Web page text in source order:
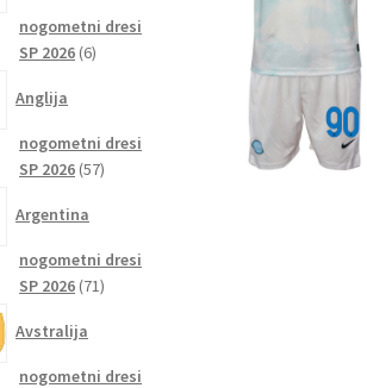
nogometni dresi
SP 2026 66
Anglija
nogometni dresi
SP 2026 5757
Argentina
nogometni dresi
SP 2026 7171
Avstralija
nogometni dresi